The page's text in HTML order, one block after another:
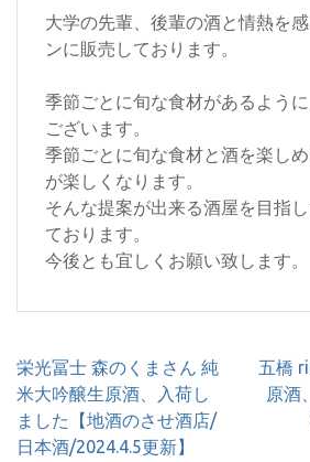
大学の先輩、後輩の酒と情熱を
ンに販売しております。
季節ごとに旬な食材があるよう
ございます。
季節ごとに旬な食材と酒を楽し
が楽しくなります。
そんな提案が出来る酒屋を目指
ております。
今後とも宜しくお願い致します。
投
稿
ナ
ビ
栄光冨士 森のくまさん 純
米大吟醸生原酒、入荷し
ました【地酒のさせ酒店/
日本酒/2024.4.5更新】
五橋
原酒